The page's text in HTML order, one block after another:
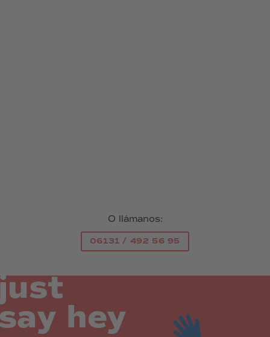
O llámanos:
06131 / 492 56 95
hey